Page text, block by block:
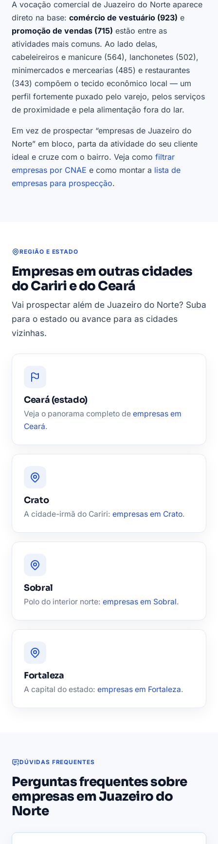
A vocação comercial de Juazeiro do Norte aparece
direto na base: comércio de vestuário (923) e
promoção de vendas (715) estão entre as
atividades mais comuns. Ao lado delas,
cabeleireiros e manicure (564), lanchonetes (502),
minimercados e mercearias (485) e restaurantes
(343) compõem o tecido econômico local — um
perfil fortemente puxado pelo varejo, pelos serviços
de proximidade e pela alimentação fora do lar.
Em vez de prospectar “empresas de Juazeiro do
Norte” em bloco, parta da atividade do seu cliente
ideal e cruze com o bairro. Veja como filtrar
empresas por CNAE e como montar a lista de
empresas para prospecção.
REGIÃO E ESTADO
Empresas em outras cidades
do Cariri e do Ceará
Vai prospectar além de Juazeiro do Norte? Suba
para o estado ou avance para as cidades
vizinhas.
Ceará (estado)
Veja o panorama completo de empresas em
Ceará.
Crato
A cidade-irmã do Cariri: empresas em Crato.
Sobral
Polo do interior norte: empresas em Sobral.
Fortaleza
A capital do estado: empresas em Fortaleza.
DÚVIDAS FREQUENTES
Perguntas frequentes sobre
empresas em Juazeiro do
Norte